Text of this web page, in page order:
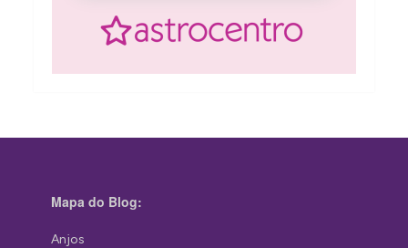
Mapa do Blog:
Anjos